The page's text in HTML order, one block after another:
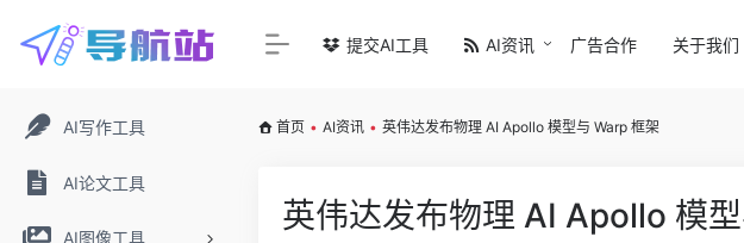
AI写作工具
AI论文工具
AI图像工具
提交AI工具 AI资讯 广告合作 关于我们
首页 • AI资讯 • 英伟达发布物理 AI Apollo 模型与 Warp 框架
英伟达发布物理 AI Apollo 模